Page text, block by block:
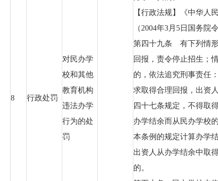
8 行政处罚
对民办学
校和其他
教育机构
违法办学
行为的处
罚
【行政法规】《中华人
（2004年3月5日国务院
第四十九条 有下列情
回报，责令停止招生；
的，依法追究刑事责任
求取得合理回报，出资
四十七条规定，不得取
办学结余而从民办学校
本条例的规定计算办学
出资人从办学结余中取
的。